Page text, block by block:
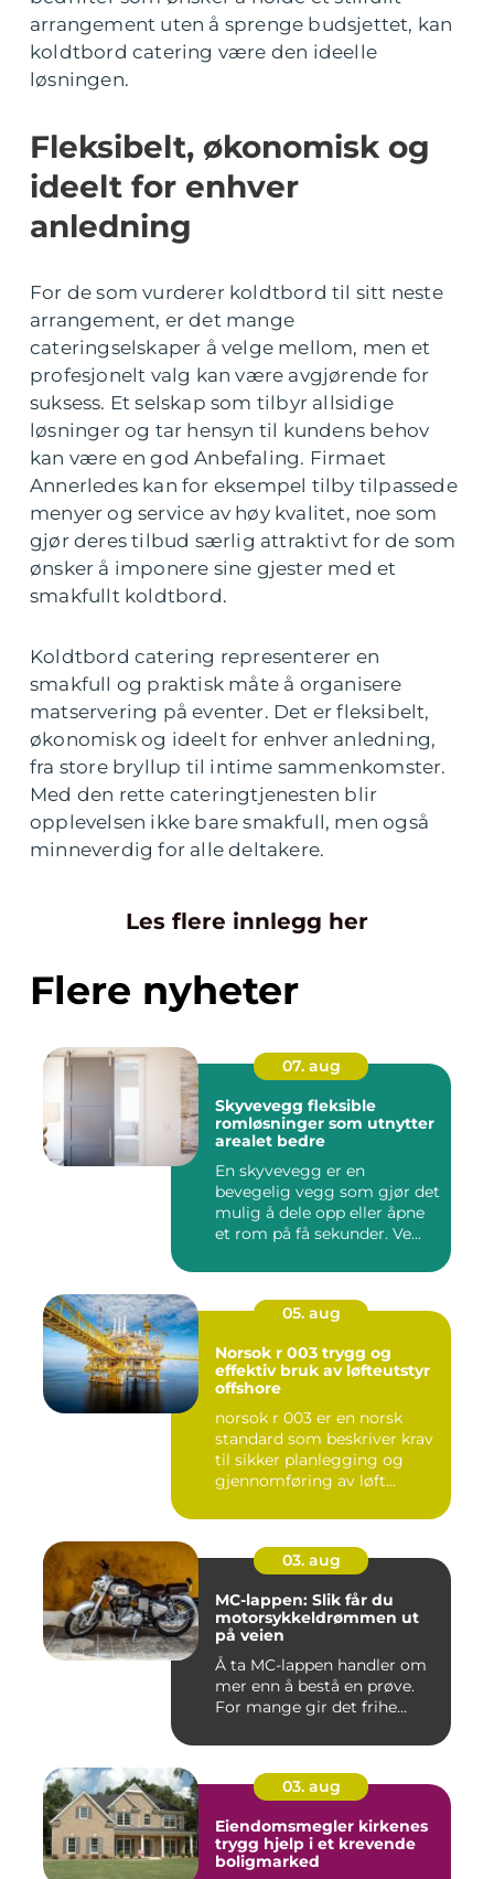
arrangement uten å sprenge budsjettet, kan
koldtbord catering være den ideelle
løsningen.
Fleksibelt, økonomisk og
ideelt for enhver
anledning
For de som vurderer koldtbord til sitt neste
arrangement, er det mange
cateringselskaper å velge mellom, men et
profesjonelt valg kan være avgjørende for
suksess. Et selskap som tilbyr allsidige
løsninger og tar hensyn til kundens behov
kan være en god Anbefaling. Firmaet
Annerledes kan for eksempel tilby tilpassede
menyer og service av høy kvalitet, noe som
gjør deres tilbud særlig attraktivt for de som
ønsker å imponere sine gjester med et
smakfullt koldtbord.
Koldtbord catering representerer en
smakfull og praktisk måte å organisere
matservering på eventer. Det er fleksibelt,
økonomisk og ideelt for enhver anledning,
fra store bryllup til intime sammenkomster.
Med den rette cateringtjenesten blir
opplevelsen ikke bare smakfull, men også
minneverdig for alle deltakere.
Les flere innlegg her
Flere nyheter
07. aug
Skyvevegg fleksible
romløsninger som utnytter
arealet bedre
En skyvevegg er en
bevegelig vegg som gjør det
mulig å dele opp eller åpne
et rom på få sekunder. Ve...
05. aug
Norsok r 003 trygg og
effektiv bruk av løfteutstyr
offshore
norsok r 003 er en norsk
standard som beskriver krav
til sikker planlegging og
gjennomføring av løft...
03. aug
MC-lappen: Slik får du
motorsykkeldrømmen ut
på veien
Å ta MC-lappen handler om
mer enn å bestå en prøve.
For mange gir det frihe...
03. aug
Eiendomsmegler kirkenes
trygg hjelp i et krevende
boligmarked